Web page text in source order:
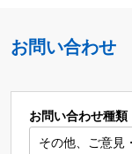
お問い合わせ
お問い合わせ種類